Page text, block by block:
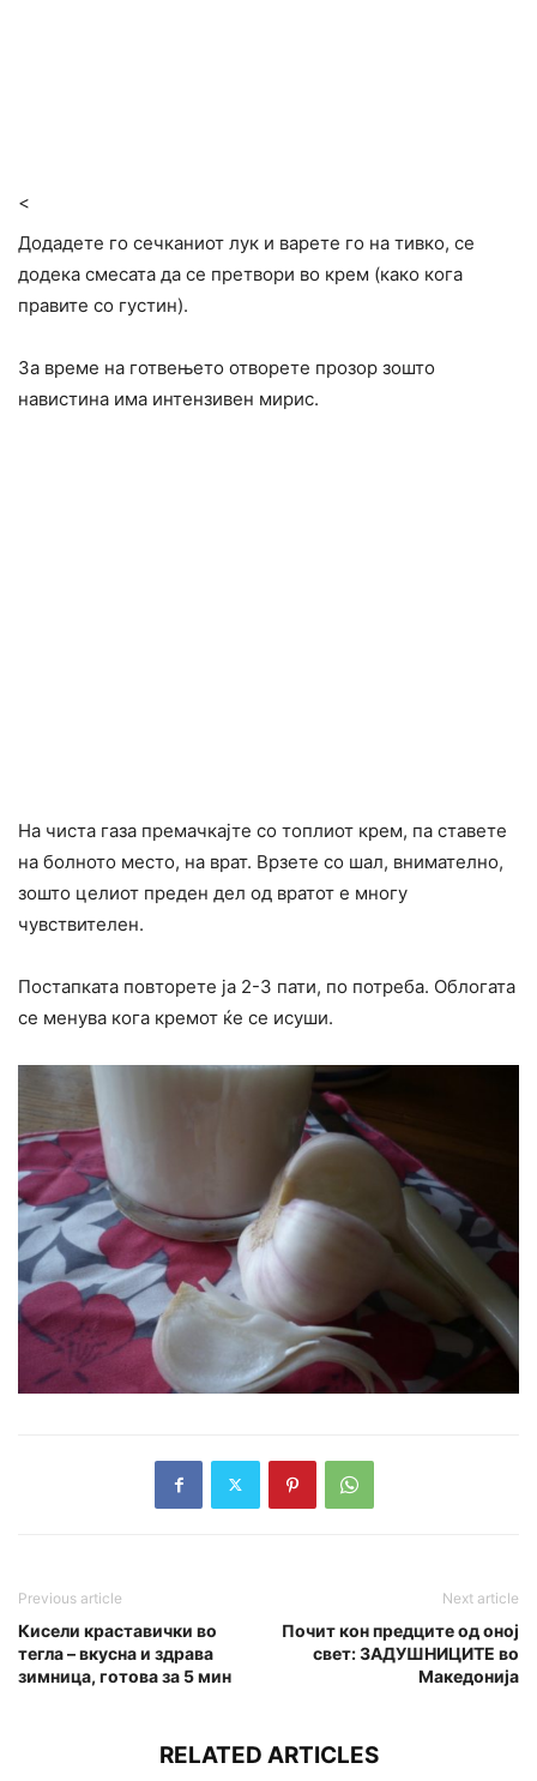
<
Додадете го сечканиот лук и варете го на тивко, се
додека смесата да се претвори во крем (како кога
правите со густин).
За време на готвењето отворете прозор зошто
навистина има интензивен мирис.
На чиста газа премачкајте со топлиот крем, па ставете
на болното место, на врат. Врзете со шал, внимателно,
зошто целиот преден дел од вратот е многу
чувствителен.
Постапката повторете ја 2-3 пати, по потреба. Облогата
се менува кога кремот ќе се исуши.
Previous article
Кисели краставички во
тегла – вкусна и здрава
зимница, готова за 5 мин
Next article
Почит кон предците од оној
свет: ЗАДУШНИЦИТЕ во
Македонија
RELATED ARTICLES